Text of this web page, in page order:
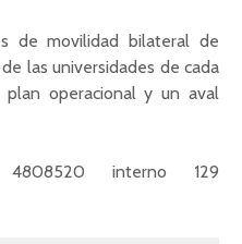
de movilidad bilateral de
las universidades de cada
operacional y un aval
interno 129